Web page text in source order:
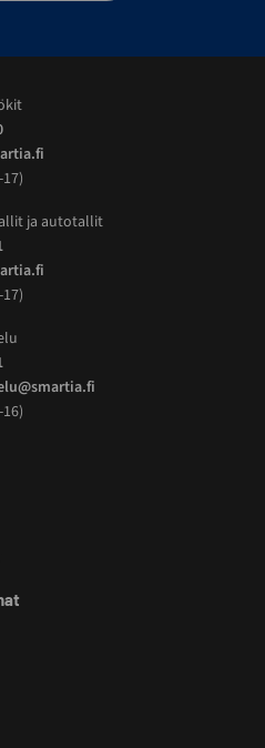
ja autotallit